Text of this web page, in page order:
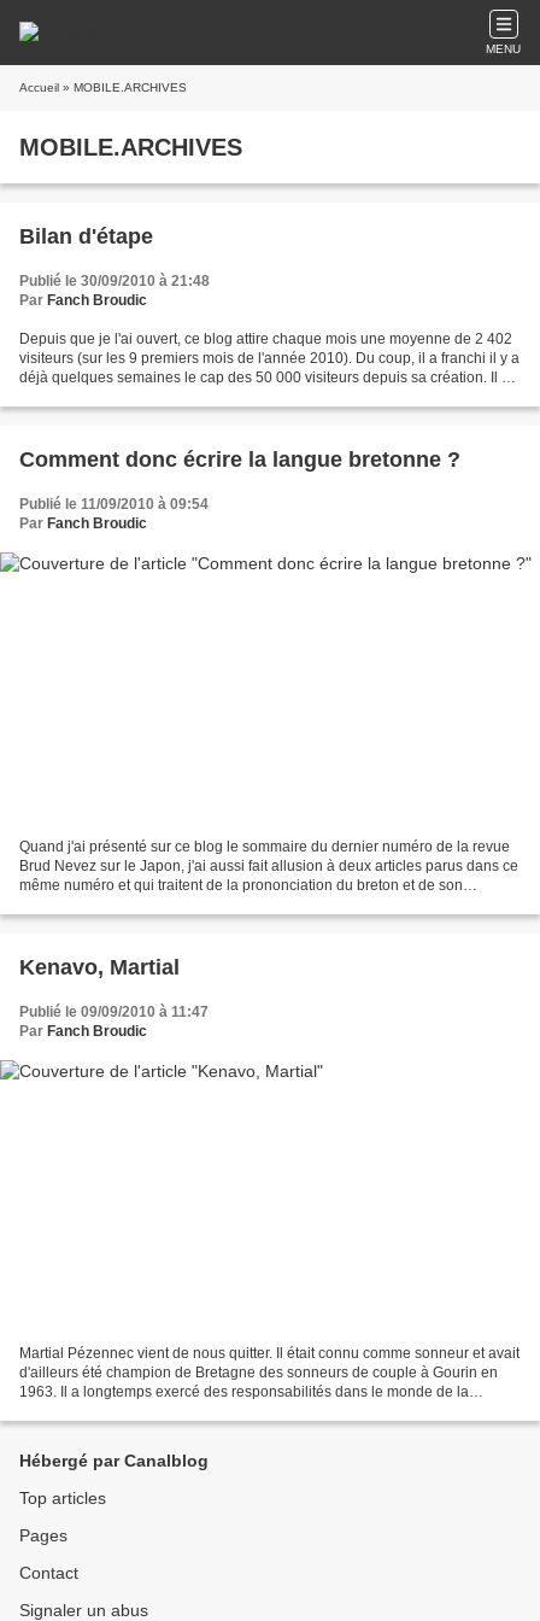
MENU
Accueil » MOBILE.ARCHIVES
MOBILE.ARCHIVES
Bilan d'étape
Publié le 30/09/2010 à 21:48
Par Fanch Broudic
Depuis que je l'ai ouvert, ce blog attire chaque mois une moyenne de 2 402
visiteurs (sur les 9 premiers mois de l'année 2010). Du coup, il a franchi il y a
déjà quelques semaines le cap des 50 000 visiteurs depuis sa création. Il y a
Comment donc écrire la langue bretonne ?
Publié le 11/09/2010 à 09:54
Par Fanch Broudic
Quand j'ai présenté sur ce blog le sommaire du dernier numéro de la revue
Brud Nevez sur le Japon, j'ai aussi fait allusion à deux articles parus dans ce
même numéro et qui traitent de la prononciation du breton et de son
Kenavo, Martial
Publié le 09/09/2010 à 11:47
Par Fanch Broudic
Martial Pézennec vient de nous quitter. Il était connu comme sonneur et avait
d'ailleurs été champion de Bretagne des sonneurs de couple à Gourin en
1963. Il a longtemps exercé des responsabilités dans le monde de la
Hébergé par Canalblog
Top articles
Pages
Contact
Signaler un abus